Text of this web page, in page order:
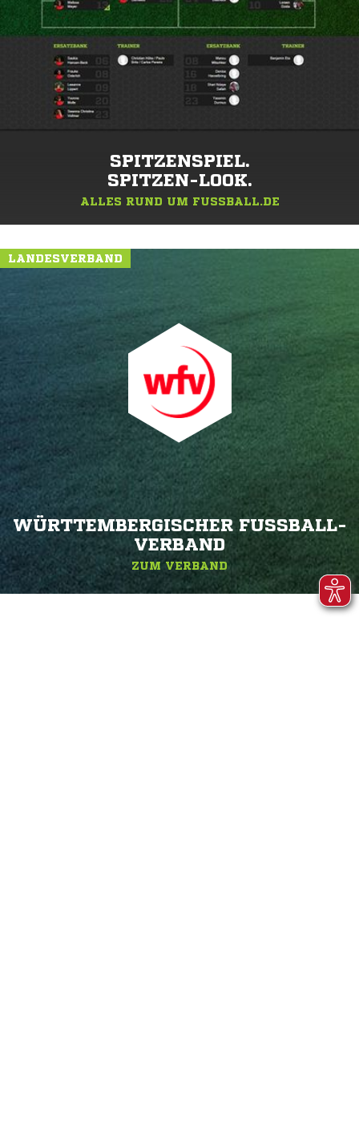
SPITZENSPIEL.
SPITZEN-LOOK.
ALLES RUND UM FUSSBALL.DE
LANDESVERBAND
WÜRTTEMBERGISCHER FUSSBALL-V
ERBAND
ZUM VERBAND